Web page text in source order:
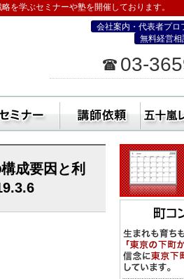
を学ぶセミナーや塾を開催しております。
ィングオフィス
会社案内・代表者プロ
無料経営
03-
・（ランチェスター経営・町コン経営
短期集中講座 セミナー
成要因と利